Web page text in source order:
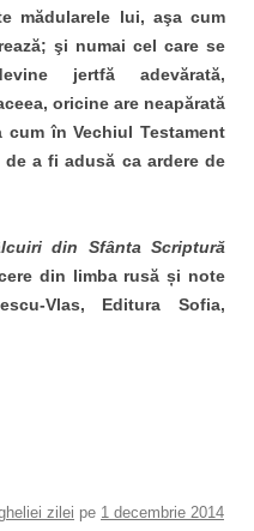
mădularele lui, aşa cum
şi numai cel care se
jertfă
adevărată,
oricine are neapărată
în Vechiul Testament
de a fi adusă ca ardere de
din Sfânta Scriptură
din limba rusă și note
Vlas, Editura Sofia,
zilei pe 1 decembrie 2014